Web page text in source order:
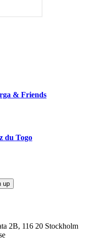
& Friends
du Togo
2B, 116 20 Stockholm